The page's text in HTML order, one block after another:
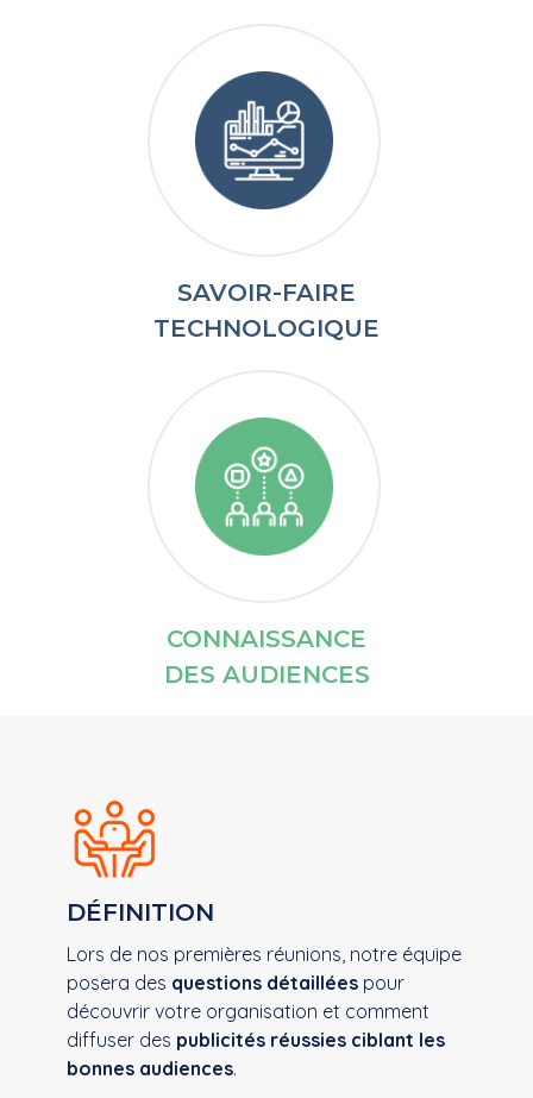
SAVOIR-FAIRE
TECHNOLOGIQUE​
CONNAISSANCE​
DES AUDIENCES
DÉFINITION
Lors de nos premières réunions, notre équipe
posera des questions détailléespour
découvrir votre organisation et comment
diffuser des publicités réussies ciblant ​ les
bonnes audiences. ​